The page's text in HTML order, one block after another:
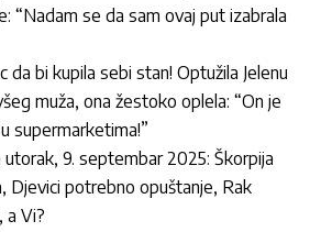
“Nadam se da sam ovaj put izabrala
da bi kupila sebi stan! Optužila Jelenu
muža, ona žestoko oplela: “On je
supermarketima!”
9. septembar 2025: Škorpija
Djevici potrebno opuštanje, Rak
a Vi?